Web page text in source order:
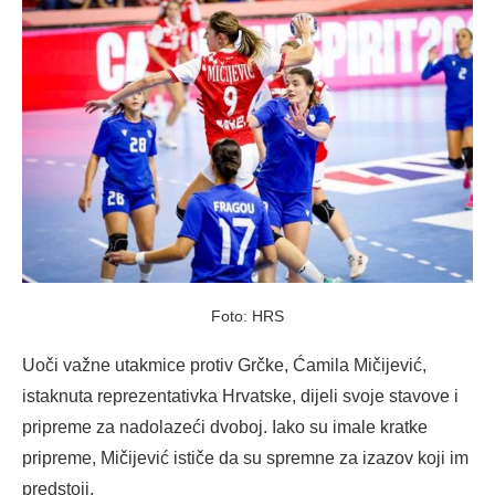
Foto: HRS
Uoči važne utakmice protiv Grčke, Ćamila Mičijević,
istaknuta reprezentativka Hrvatske, dijeli svoje stavove i
pripreme za nadolazeći dvoboj. Iako su imale kratke
pripreme, Mičijević ističe da su spremne za izazov koji im
predstoji.